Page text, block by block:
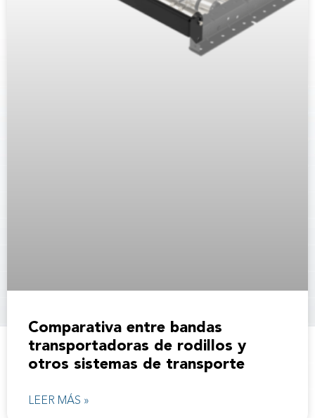
Comparativa entre bandas
transportadoras de rodillos y
otros sistemas de transporte
LEER MÁS »